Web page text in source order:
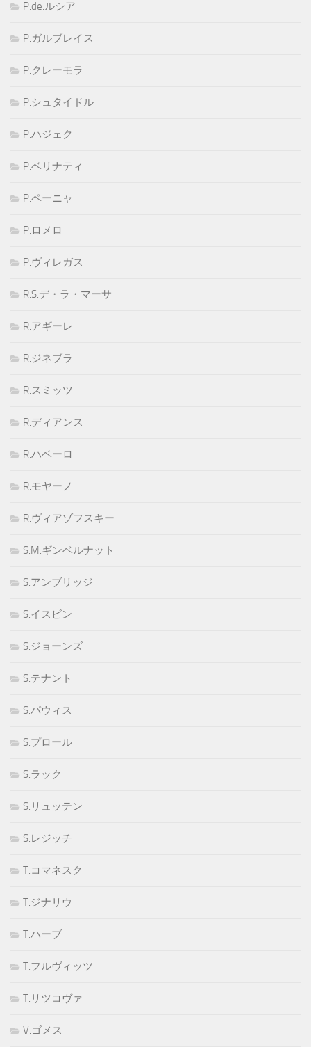
P.de.ルシア
P.ガルブレイス
P.クレーモラ
P.シュタイドル
P.ハジェク
P.ベリナティ
P.ペーニャ
P.ロメロ
P.ヴィレガス
R.S.デ・ラ・マーサ
R.アギーレ
R.ジネブラ
R.スミッツ
R.ディアンス
R.ハベーロ
R.モヤーノ
R.ヴィアゾフスキー
S.M.ギンベルナット
S.アンブリッジ
S.イスビン
S.ジョーンズ
S.テナント
S.パウィス
S.プロール
S.ラック
S.リュッテン
S.レジッチ
T.コマネスク
T.ジナリウ
T.ハーブ
T.フルヴィッツ
T.リツコヴァ
V.ゴメス